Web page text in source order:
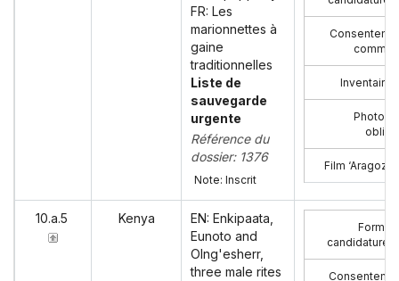
FR: Les
marionnettes à
gaine
traditionnelles
Liste de
sauvegarde
urgente
Référence du
dossier: 1376
Note: Inscrit
Inventaire
Film ‘Aragoz’
10.a.5 Kenya
EN: Enkipaata,
Eunoto and
Olng'esherr,
three male rites
candidature